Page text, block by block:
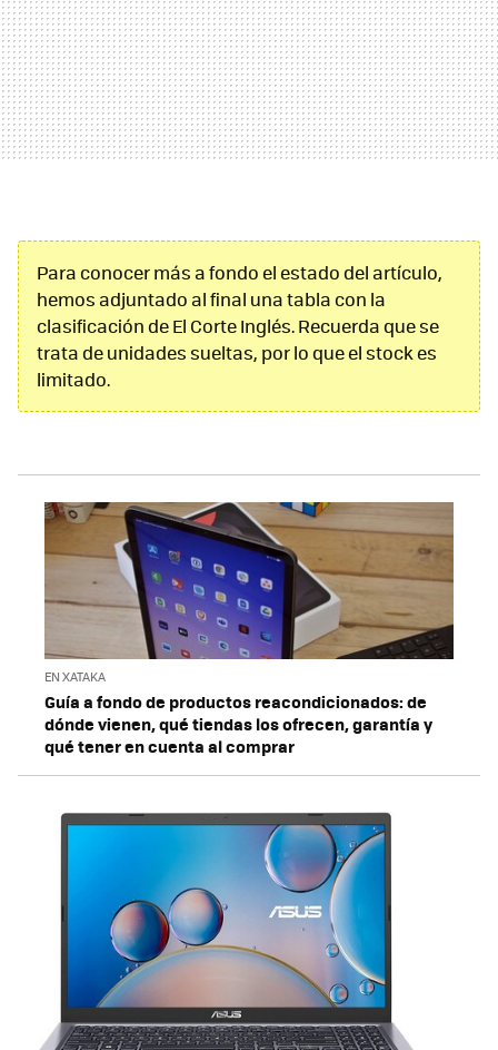
Para conocer más a fondo el estado del artículo,
hemos adjuntado al final una tabla con la
clasificación de El Corte Inglés. Recuerda que se
trata de unidades sueltas, por lo que el stock es
limitado.
EN XATAKA
Guía a fondo de productos reacondicionados: de
dónde vienen, qué tiendas los ofrecen, garantía y
qué tener en cuenta al comprar